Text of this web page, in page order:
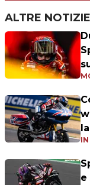
ALTRE NOTIZIE
e